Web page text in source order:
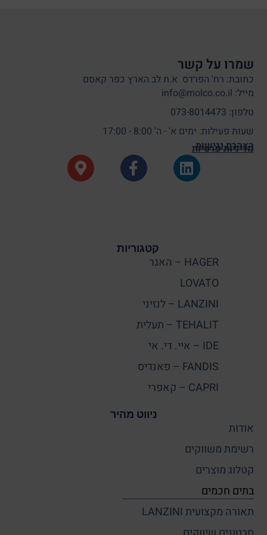
קטגוריות
HAGER – האגר
LOVATO
LANZINI – לנזיני
TEHALIT – תעלית
IDE – איי. די. אי
FANDIS – פאנדיס
CAPRI – קאפרי
ניווט מהיר
אודות
רשימת משווקים
קטלוג מוצרים
בתים חכמים
תאורה מקצועית LANZINI
שמרו על קשר
כתובת: רח' הפרדס א.ת לב הארץ כפר קאסם
מייל: info@molco.co.il
טלפון: 073-8014473
שעות פעילות: ימים א' - ה' 8:00 - 17:00
הצהרת נגישות
מדיניות פרטיות